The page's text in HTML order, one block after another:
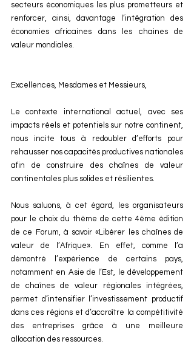
secteurs économiques les plus prometteurs et
renforcer, ainsi, davantage l’intégration des
économies africaines dans les chaines de
valeur mondiales.
Excellences, Mesdames et Messieurs,
Le contexte international actuel, avec ses
impacts réels et potentiels sur notre continent,
nous incite tous à redoubler d’efforts pour
rehausser nos capacités productives nationales
afin de construire des chaînes de valeur
continentales plus solides et résilientes.
Nous saluons, à cet égard, les organisateurs
pour le choix du thème de cette 4ème édition
de ce Forum, à savoir «Libérer les chaînes de
valeur de l’Afrique». En effet, comme l’a
démontré l’expérience de certains pays,
notamment en Asie de l’Est, le développement
de chaînes de valeur régionales intégrées,
permet d’intensifier l’investissement productif
dans ces régions et d’accroître la compétitivité
des entreprises grâce à une meilleure
allocation des ressources.